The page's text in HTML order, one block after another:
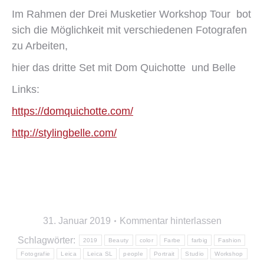
Im Rahmen der Drei Musketier Workshop Tour bot
sich die Möglichkeit mit verschiedenen Fotografen
zu Arbeiten,
hier das dritte Set mit Dom Quichotte und Belle
Links:
https://domquichotte.com/
http://stylingbelle.com/
31. Januar 2019
Kommentar hinterlassen
Schlagwörter:
2019 Beauty color Farbe farbig Fashion
Fotografie Leica Leica SL people Portrait Studio Workshop